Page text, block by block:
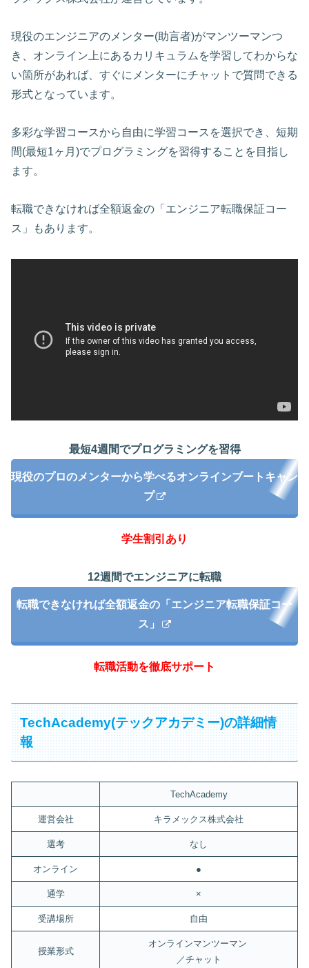
現役のエンジニアのメンター(助言者)がマンツーマンつ
き、オンライン上にあるカリキュラムを学習してわからな
い箇所があれば、すぐにメンターにチャットで質問できる
形式となっています。
多彩な学習コースから自由に学習コースを選択でき、短期
間(最短1ヶ月)でプログラミングを習得することを目指し
ます。
転職できなければ全額返金の「エンジニア転職保証コー
ス」もあります。
最短4週間でプログラミングを習得
現役のプロのメンターから学べるオンラインブートキャン
プ
学生割引あり
12週間でエンジニアに転職
転職できなければ全額返金の「エンジニア転職保証コー
ス」
転職活動を徹底サポート
TechAcademy(テックアカデミー)の詳細情
報
TechAcademy
運営会社 キラメックス株式会社
選考 なし
オンライン ●
通学 ×
受講場所 自由
授業形式
オンラインマンツーマン
／チャット